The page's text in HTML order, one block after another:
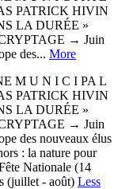
PATRICK HIVIN
LA DURÉE »
→ Juin
des... More
M U N I C I PA L
PATRICK HIVIN
LA DURÉE »
→ Juin
des nouveaux élus
: la nature pour
Nationale (14
(juillet - août) Less